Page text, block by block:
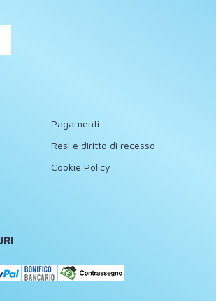
Pagamenti
Resi e diritto di recesso
Cookie Policy